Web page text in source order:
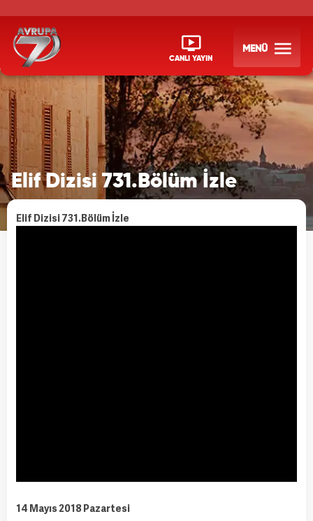
CANLI YAYIN
MENÜ
Elif Dizisi 731.Bölüm İzle
Elif Dizisi 731.Bölüm İzle
14 Mayıs 2018 Pazartesi